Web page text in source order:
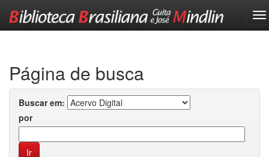
Página de busca
Buscar em:
por